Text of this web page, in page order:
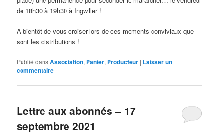
de 18h30 à 19h30 à Ingwiller !
À bientôt de vous croiser lors de ces moments conviviaux que
sont les distributions !
Publié dansAssociation, Panier, Producteur | Laisser un
commentaire
Lettre aux abonnés – 17
septembre 2021